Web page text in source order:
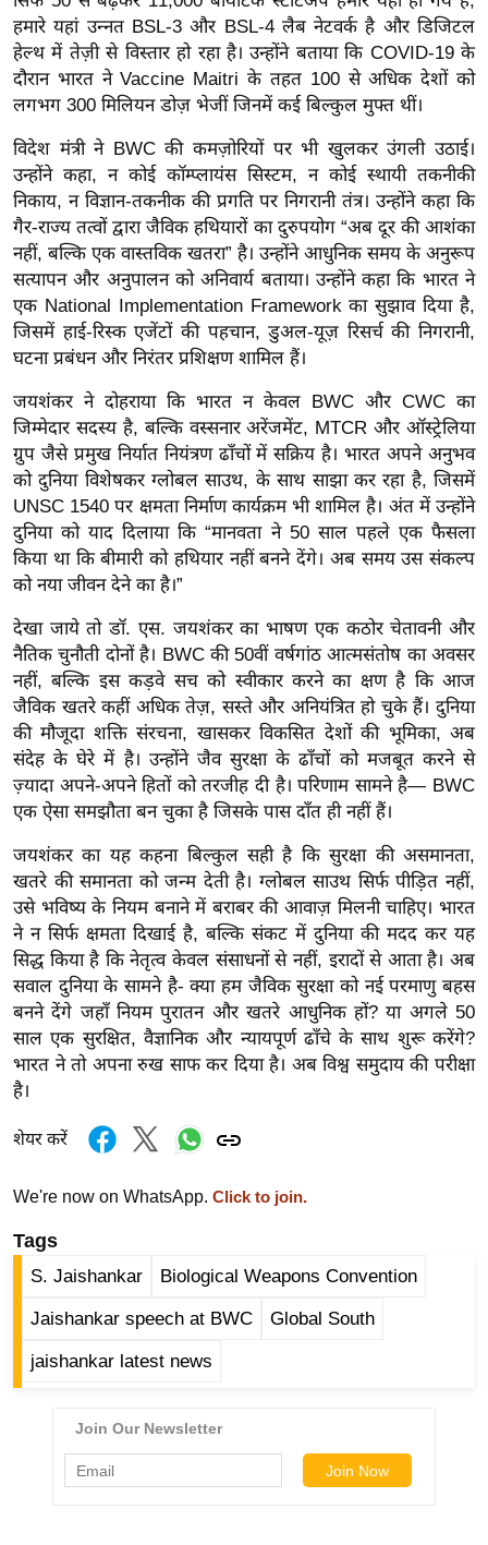
ऑ
टो
व
र्ल्ड
न्यू
ज
ब्री
फ
म
नो
रं
ज
न
ज
ग
त
बॉ
ली
वु
ड
ली
वु
ड
फि
ल्म
स
मी
B
r
e
a
k
i
n
g
N
w
इ
फ
इ
ल
हमारे यहां उन्नत BSL-3 और BSL-4 लैब नेटवर्क है और डिजिटल
हेल्थ में तेज़ी से विस्तार हो रहा है। उन्होंने बताया कि COVID-19 के
दौरान भारत ने Vaccine Maitri के तहत 100 से अधिक देशों को
लगभग 300 मिलियन डोज़ भेजीं जिनमें कई बिल्कुल मुफ्त थीं।
विदेश मंत्री ने BWC की कमज़ोरियों पर भी खुलकर उंगली उठाई।
उन्होंने कहा, न कोई कॉम्प्लायंस सिस्टम, न कोई स्थायी तकनीकी
निकाय, न विज्ञान-तकनीक की प्रगति पर निगरानी तंत्र। उन्होंने कहा कि
गैर-राज्य तत्वों द्वारा जैविक हथियारों का दुरुपयोग “अब दूर की आशंका
नहीं, बल्कि एक वास्तविक खतरा” है। उन्होंने आधुनिक समय के अनुरूप
सत्यापन और अनुपालन को अनिवार्य बताया। उन्होंने कहा कि भारत ने
एक National Implementation Framework का सुझाव दिया है,
जिसमें हाई-रिस्क एजेंटों की पहचान, डुअल-यूज़ रिसर्च की निगरानी,
घटना प्रबंधन और निरंतर प्रशिक्षण शामिल हैं।
जयशंकर ने दोहराया कि भारत न केवल BWC और CWC का
जिम्मेदार सदस्य है, बल्कि वस्सनार अरेंजमेंट, MTCR और ऑस्ट्रेलिया
ग्रुप जैसे प्रमुख निर्यात नियंत्रण ढाँचों में सक्रिय है। भारत अपने अनुभव
को दुनिया विशेषकर ग्लोबल साउथ, के साथ साझा कर रहा है, जिसमें
UNSC 1540 पर क्षमता निर्माण कार्यक्रम भी शामिल है। अंत में उन्होंने
दुनिया को याद दिलाया कि “मानवता ने 50 साल पहले एक फैसला
किया था कि बीमारी को हथियार नहीं बनने देंगे। अब समय उस संकल्प
को नया जीवन देने का है।”
देखा जाये तो डॉ. एस. जयशंकर का भाषण एक कठोर चेतावनी और
नैतिक चुनौती दोनों है। BWC की 50वीं वर्षगांठ आत्मसंतोष का अवसर
नहीं, बल्कि इस कड़वे सच को स्वीकार करने का क्षण है कि आज
जैविक खतरे कहीं अधिक तेज़, सस्ते और अनियंत्रित हो चुके हैं। दुनिया
की मौजूदा शक्ति संरचना, खासकर विकसित देशों की भूमिका, अब
संदेह के घेरे में है। उन्होंने जैव सुरक्षा के ढाँचों को मजबूत करने से
ज़्यादा अपने-अपने हितों को तरजीह दी है। परिणाम सामने है— BWC
एक ऐसा समझौता बन चुका है जिसके पास दाँत ही नहीं हैं।
जयशंकर का यह कहना बिल्कुल सही है कि सुरक्षा की असमानता,
खतरे की समानता को जन्म देती है। ग्लोबल साउथ सिर्फ पीड़ित नहीं,
उसे भविष्य के नियम बनाने में बराबर की आवाज़ मिलनी चाहिए। भारत
ने न सिर्फ क्षमता दिखाई है, बल्कि संकट में दुनिया की मदद कर यह
सिद्ध किया है कि नेतृत्व केवल संसाधनों से नहीं, इरादों से आता है। अब
सवाल दुनिया के सामने है- क्या हम जैविक सुरक्षा को नई परमाणु बहस
बनने देंगे जहाँ नियम पुरातन और खतरे आधुनिक हों? या अगले 50
साल एक सुरक्षित, वैज्ञानिक और न्यायपूर्ण ढाँचे के साथ शुरू करेंगे?
भारत ने तो अपना रुख साफ कर दिया है। अब विश्व समुदाय की परीक्षा
है।
शेयर करें
We're now on WhatsApp. Click to join.
Tags
S. Jaishankar Biological Weapons Convention
Jaishankar speech at BWC Global South
jaishankar latest news